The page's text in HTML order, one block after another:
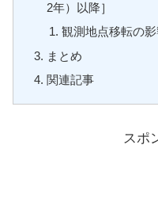
2年）以降］
観測地点移転の影
まとめ
関連記事
スポ